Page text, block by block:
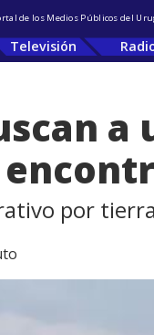
de los Medios Públicos del
Televisión
a
por